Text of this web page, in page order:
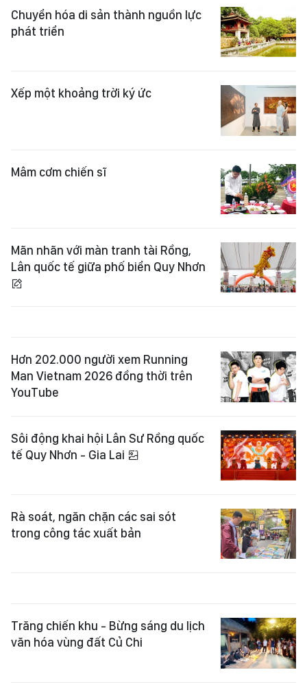
Chuyển hóa di sản thành nguồn lực
phát triển
Xếp một khoảng trời ký ức
Mâm cơm chiến sĩ
Mãn nhãn với màn tranh tài Rồng,
Lân quốc tế giữa phố biển Quy Nhơn
Hơn 202.000 người xem Running
Man Vietnam 2026 đồng thời trên
YouTube
Sôi động khai hội Lân Sư Rồng quốc
tế Quy Nhơn - Gia Lai
Rà soát, ngăn chặn các sai sót
trong công tác xuất bản
Trăng chiến khu - Bừng sáng du lịch
văn hóa vùng đất Củ Chi